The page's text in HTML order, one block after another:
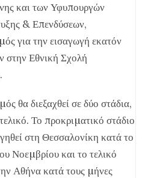
και των Υφυπουργών
& Επενδύσεων,
για την εισαγωγή εκατόν
στην Εθνική Σχολή
θα διεξαχθεί σε δύο στάδια,
Το προκριµατικό στάδιο
στη Θεσσαλονίκη κατά το
Νοεµβρίου και το τελικό
Αθήνα κατά τους µήνες